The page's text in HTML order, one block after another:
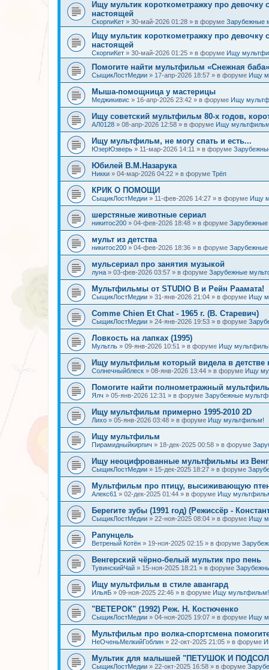
Ищу мультик короткометражку про
настоящей
СкорпиКет » 30-май-2026 01:28 » в форуме Зарубежные
Ищу мультик короткометражку про
настоящей
СкорпиКет » 30-май-2026 01:25 » в форуме Ищу
Помогите найти мультфильм «Снежная
СыщикЛостМедии » 17-апр-2026 18:57 » в форуме Ищу
Мыша-помощница у мастерицы
Меджикивис » 16-апр-2026 23:42 » в форуме Ищу
Ищу советский мультфильм 80-х годов,
АЛ0128 » 08-апр-2026 12:58 » в форуме Ищу
Ищу мультфильм, не могу спать и есть...
ЮзерЮзверь » 11-мар-2026 14:11 » в форуме
Юбилей В.М.Назарука
Никки » 04-мар-2026 04:22 » в форуме Трёп
КРИК О ПОМОЩИ
СыщикЛостМедии » 11-фев-2026 14:27 » в форуме Ищу
шерстяные животные сериал
никитос200 » 04-фев-2026 18:48 » в форуме
мульт из детства
никитос200 » 04-фев-2026 18:36 » в форуме
мульсериал про занятия музыкой
луна » 03-фев-2026 03:57 » в форуме Зарубежные
Мультфильмы от STUDIO B и Рейн Раамата!
СыщикЛостМедии » 31-янв-2026 21:04 » в форуме Ищу
Comme Chien Et Chat - 1965 г. (В. Старевич)
СыщикЛостМедии » 24-янв-2026 19:53 » в форуме
Ловкость на лапках (1995)
Мультль » 09-янв-2026 10:51 » в форуме Ищу
Ищу мультфильм который видела в детстве
Солнечныйблеск » 08-янв-2026 13:44 » в форуме Ищу
Помогите найти полнометражный
Ялч » 05-янв-2026 12:31 » в форуме Зарубежные
Ищу мультфильм примерно 1995-2010 2D
Лихо » 05-янв-2026 03:48 » в форуме Ищу мультфильм!
Ищу мультфильм
Пирамидныйкирпич » 18-дек-2025 00:58 » в форуме
Ищу неоцифрованные мультфильмы из
СыщикЛостМедии » 15-дек-2025 18:27 » в форуме
Мультфильм про птицу, высиживающую
Алекс61 » 02-дек-2025 01:44 » в форуме Ищу
Берегите зубы (1991 год) (Режиссёр -
СыщикЛостМедии » 22-ноя-2025 08:04 » в форуме Ищу
Рапунцель
Ветреный Котён » 19-ноя-2025 02:15 » в форуме
Венгерский чёрно-белый мультик про пень
ТувинскийЧай » 15-ноя-2025 18:21 » в форуме
Ищу мультфильм в стиле авангард
ИльяБ » 09-ноя-2025 22:46 » в форуме Ищу мультфильм!
"ВЕТЕРОК" (1992) Реж. Н. Костюченко
СыщикЛостМедии » 04-ноя-2025 19:07 » в форуме Ищу
Мультфильм про волка-спортсмена
НеОченьМелкийГоблин » 22-окт-2025 21:05 » в форуме
Мультик для малышей "ПЕТУШОК И
СыщикЛостМедии » 22-окт-2025 16:58 » в форуме